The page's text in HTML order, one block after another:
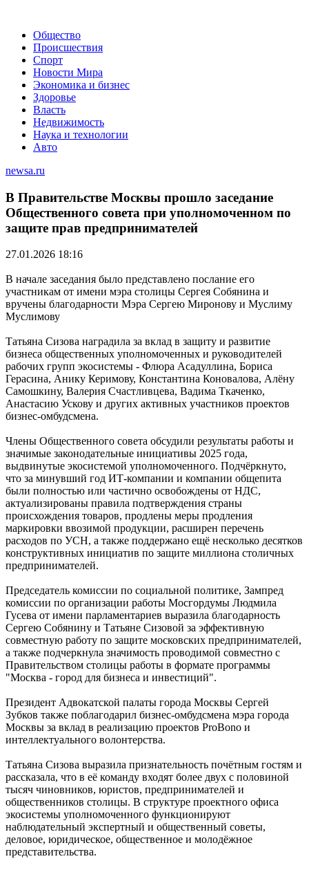
Общество
Происшествия
Спорт
Новости Мира
Экономика и бизнес
Здоровье
Власть
Недвижимость
Наука и технологии
Авто
newsa.ru
В Правительстве Москвы прошло заседание
Общественного совета при уполномоченном по
защите прав предпринимателей
27.01.2026 18:16
В начале заседания было представлено послание его
участникам от имени мэра столицы Сергея Собянина и
вручены благодарности Мэра Сергею Миронову и Муслиму
Муслимову
Татьяна Сизова наградила за вклад в защиту и развитие
бизнеса общественных уполномоченных и руководителей
рабочих групп экосистемы - Флюра Асадуллина, Бориса
Герасина, Анику Керимову, Константина Коновалова, Алёну
Самошкину, Валерия Счастливцева, Вадима Ткаченко,
Анастасию Ускову и других активных участников проектов
бизнес-омбудсмена.
Члены Общественного совета обсудили результаты работы и
значимые законодательные инициативы 2025 года,
выдвинутые экосистемой уполномоченного. Подчёркнуто,
что за минувший год ИТ-компании и компании общепита
были полностью или частично освобождены от НДС,
актуализированы правила подтверждения страны
происхождения товаров, продлены меры продления
маркировки ввозимой продукции, расширен перечень
расходов по УСН, а также поддержано ещё несколько десятков
конструктивных инициатив по защите миллиона столичных
предпринимателей.
Председатель комиссии по социальной политике, Зампред
комиссии по организации работы Мосгордумы Людмила
Гусева от имени парламентариев выразила благодарность
Сергею Собянину и Татьяне Сизовой за эффективную
совместную работу по защите московских предпринимателей,
а также подчеркнула значимость проводимой совместно с
Правительством столицы работы в формате программы
"Москва - город для бизнеса и инвестиций".
Президент Адвокатской палаты города Москвы Сергей
Зубков также поблагодарил бизнес-омбудсмена мэра города
Москвы за вклад в реализацию проектов ProBono и
интеллектуального волонтерства.
Татьяна Сизова выразила признательность почётным гостям и
рассказала, что в её команду входят более двух с половиной
тысяч чиновников, юристов, предпринимателей и
общественников столицы. В структуре проектного офиса
экосистемы уполномоченного функционируют
наблюдательный экспертный и общественный советы,
деловое, юридическое, общественное и молодёжное
представительства.